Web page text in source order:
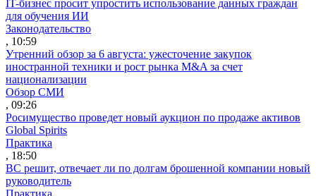
IT-бизнес просит упростить использование данных граждан
для обучения ИИ
Законодательство
, 10:59
Утренний обзор за 6 августа: ужесточение закупок
иностранной техники и рост рынка M&A за счет
национализации
Обзор СМИ
, 09:26
Росимущество проведет новый аукцион по продаже активов
Global Spirits
Практика
, 18:50
ВС решит, отвечает ли по долгам брошенной компании новый
руководитель
Практика